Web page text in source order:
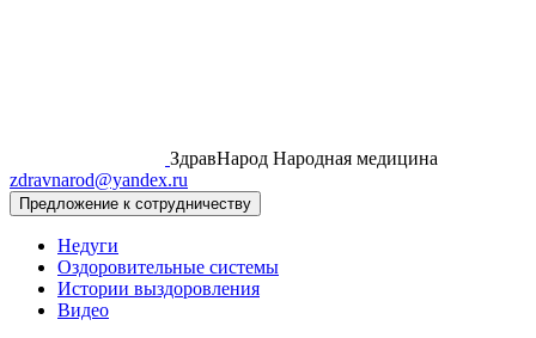
ЗдравНарод Народная медицина
zdravnarod@yandex.ru
Предложение к сотрудничеству
Недуги
Оздоровительные системы
Истории выздоровления
Видео